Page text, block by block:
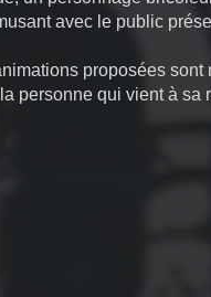
avec le public
proposées
personne qui vient à sa